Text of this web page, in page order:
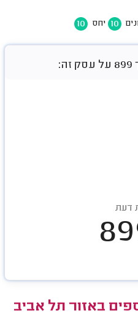
10 יחס 10
דעת
באזור תל אביב